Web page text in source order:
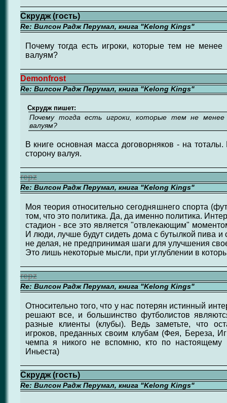
Скрудж (гость)
Re: Вилсон Радж Перумал, книга "Kelong Kings"
Почему тогда есть игроки, которые тем не
валуям?
Demonfrost
Re: Вилсон Радж Перумал, книга "Kelong Kings"
Скрудж пишет:
Почему тогда есть игроки, которые тем не менее
валуям?
В книге основная масса договорняков - на
сторону валуя.
repz
Re: Вилсон Радж Перумал, книга "Kelong Kings"
Моя теория относительно сегодняшнего спорта
том, что это политика. Да, да именно политика.
стадион - все это является "отвлекающим"
И люди, лучше будут сидеть дома с бутылкой пива и
не делая, не предпринимая шаги для улучшения
Это лишь некоторые мысли, при углублении в
repz
Re: Вилсон Радж Перумал, книга "Kelong Kings"
Относительно того, что у нас потерян истинный
решают все, и большинство футболистов
разные клиенты (клубы). Ведь заметьте, что
игроков, преданных своим клубам (Фея, Береза,
чемпа я никого не вспомню, кто по
Иньеста)
Скрудж (гость)
Re: Вилсон Радж Перумал, книга "Kelong Kings"